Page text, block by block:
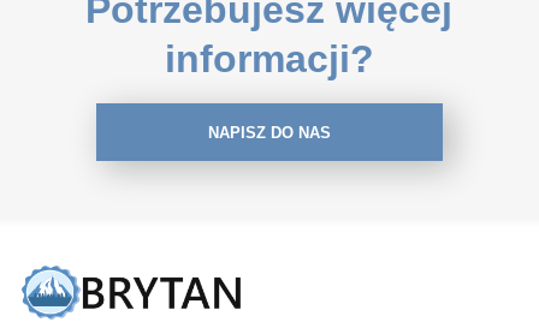
Potrzebujesz więcej
informacji?
NAPISZ DO NAS